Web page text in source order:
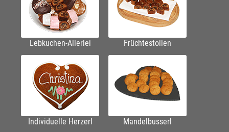
Lebkuchen-Allerlei Früchtestollen
Individuelle Herzerl Mandelbusserl